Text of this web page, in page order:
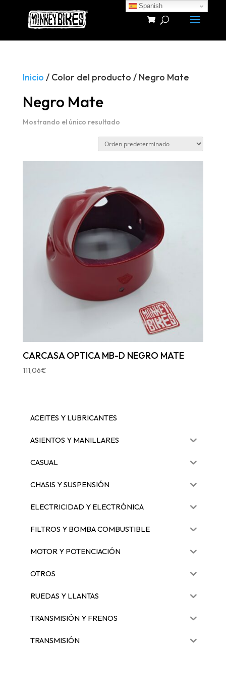
Búsqueda
productos
Inicio / Color del producto / Negro Mate
Negro Mate
Mostrando el único resultado
CARCASA OPTICA MB-D NEGRO MATE
111,06€
ACEITES Y LUBRICANTES
ASIENTOS Y MANILLARES
CASUAL
CHASIS Y SUSPENSIÓN
ELECTRICIDAD Y ELECTRÓNICA
FILTROS Y BOMBA COMBUSTIBLE
MOTOR Y POTENCIACIÓN
OTROS
RUEDAS Y LLANTAS
TRANSMISIÓN Y FRENOS
TRANSMISIÓN
Spanish